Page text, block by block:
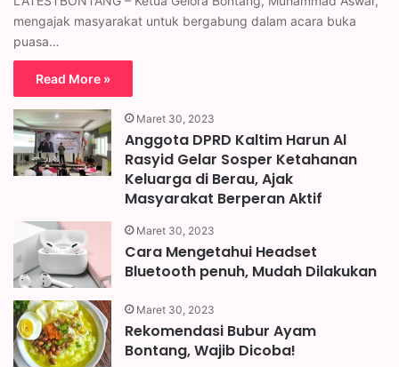
mengajak masyarakat untuk bergabung dalam acara buka
puasa…
Read More »
Maret 30, 2023
Anggota DPRD Kaltim Harun Al
Rasyid Gelar Sosper Ketahanan
Keluarga di Berau, Ajak
Masyarakat Berperan Aktif
Maret 30, 2023
Cara Mengetahui Headset
Bluetooth penuh, Mudah Dilakukan
Maret 30, 2023
Rekomendasi Bubur Ayam
Bontang, Wajib Dicoba!